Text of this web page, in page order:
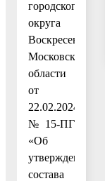
городского
округа
Воскресенск
Московской
области
от
22.02.2024
№ 15-ПГ
«Об
утверждении
состава